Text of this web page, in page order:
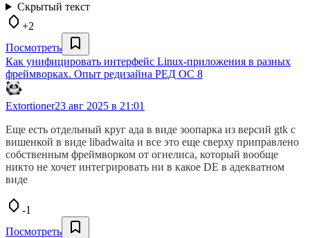
Скрытый текст
+2
Посмотреть
Как унифицировать интерфейс Linux-приложения в разных
фреймворках. Опыт редизайна РЕД ОС 8
Extortioner23 авг 2025 в 21:01
Еще есть отдельный круг ада в виде зоопарка из версий gtk с
вишенкой в виде libadwaita и все это еще сверху приправлено
собственным фреймворком от огнелиса, который вообще
никто не хочет интегрировать ни в какое DE в адекватном
виде
-1
Посмотреть